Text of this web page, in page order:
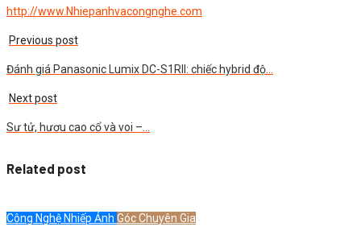
http://www.Nhiepanhvacongnghe.com
Previous post
Đánh giá Panasonic Lumix DC-S1RII: chiếc hybrid độ…
Next post
Sư tử, hươu cao cổ và voi –…
Related post
Công Nghệ Nhiếp Ảnh Góc Chuyên Gia